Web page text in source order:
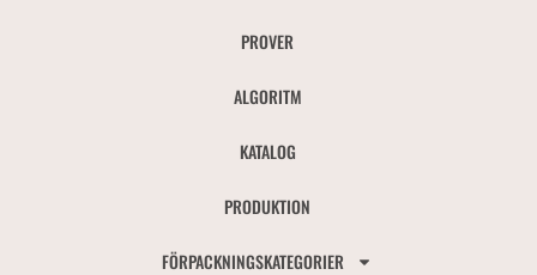
PROVER
ALGORITM
KATALOG
PRODUKTION
FÖRPACKNINGSKATEGORIER